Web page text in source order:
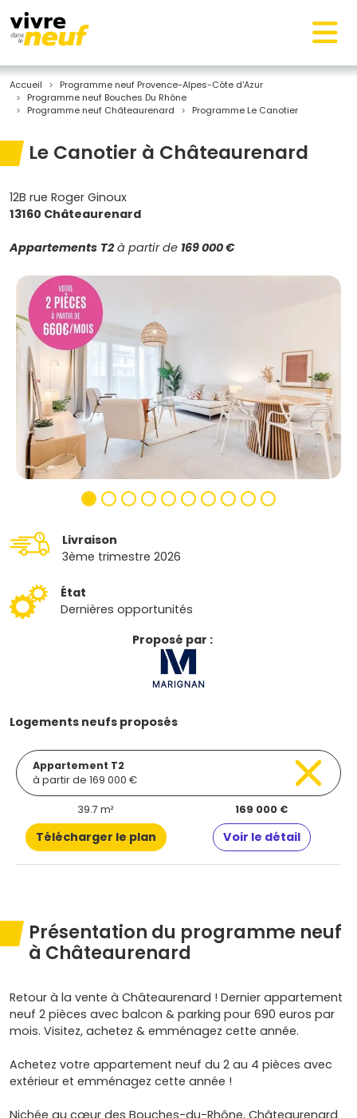
Accueil
Programme neuf Provence-Alpes-Côte d'Azur
Programme neuf Bouches Du Rhône
Programme neuf Châteaurenard
Programme Le Canotier
Le Canotier à Châteaurenard
12B rue Roger Ginoux
13160 Châteaurenard
Appartements T2 à partir de 169 000 €
Livraison
3ème trimestre 2026
État
Dernières opportunités
Proposé par :
Logements neufs proposés
Appartement T2
à partir de 169 000 €
39.7 m² 169 000 €
Télécharger le plan Voir le détail
Présentation du programme neuf
à Châteaurenard
Retour à la vente à Châteaurenard ! Dernier appartement
neuf 2 pièces avec balcon & parking pour 690 euros par
mois. Visitez, achetez & emménagez cette année.
Achetez votre appartement neuf du 2 au 4 pièces avec
extérieur et emménagez cette année !
Nichée au cœur des Bouches-du-Rhône, Châteaurenard